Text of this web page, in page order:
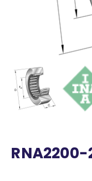
RNA2200-